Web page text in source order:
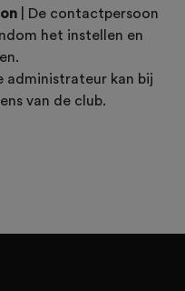
| De contactpersoon
het instellen en
administrateur kan bij
van de club.